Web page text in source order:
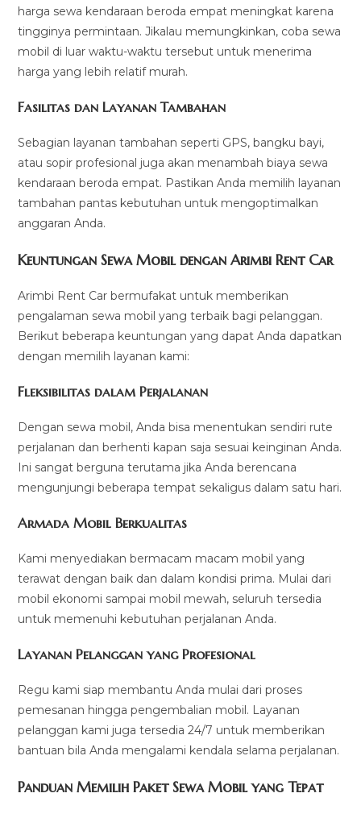
harga sewa kendaraan beroda empat meningkat karena
tingginya permintaan. Jikalau memungkinkan, coba sewa
mobil di luar waktu-waktu tersebut untuk menerima
harga yang lebih relatif murah.
Fasilitas dan Layanan Tambahan
Sebagian layanan tambahan seperti GPS, bangku bayi,
atau sopir profesional juga akan menambah biaya sewa
kendaraan beroda empat. Pastikan Anda memilih layanan
tambahan pantas kebutuhan untuk mengoptimalkan
anggaran Anda.
Keuntungan Sewa Mobil dengan Arimbi Rent Car
Arimbi Rent Car bermufakat untuk memberikan
pengalaman sewa mobil yang terbaik bagi pelanggan.
Berikut beberapa keuntungan yang dapat Anda dapatkan
dengan memilih layanan kami:
Fleksibilitas dalam Perjalanan
Dengan sewa mobil, Anda bisa menentukan sendiri rute
perjalanan dan berhenti kapan saja sesuai keinginan Anda.
Ini sangat berguna terutama jika Anda berencana
mengunjungi beberapa tempat sekaligus dalam satu hari.
Armada Mobil Berkualitas
Kami menyediakan bermacam macam mobil yang
terawat dengan baik dan dalam kondisi prima. Mulai dari
mobil ekonomi sampai mobil mewah, seluruh tersedia
untuk memenuhi kebutuhan perjalanan Anda.
Layanan Pelanggan yang Profesional
Regu kami siap membantu Anda mulai dari proses
pemesanan hingga pengembalian mobil. Layanan
pelanggan kami juga tersedia 24/7 untuk memberikan
bantuan bila Anda mengalami kendala selama perjalanan.
Panduan Memilih Paket Sewa Mobil yang Tepat